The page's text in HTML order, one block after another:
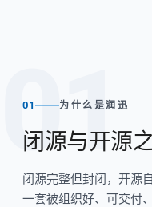
01
01 为什么是润迅
闭源与开源之
闭源完整但封闭，开源
一套被组织好、可交付